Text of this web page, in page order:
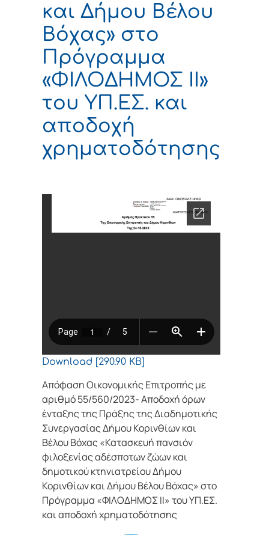
και Δήμου Βέλου
Βόχας» στο
Πρόγραμμα
«ΦΙΛΟΔΗΜΟΣ ΙΙ»
του ΥΠ.ΕΣ. και
αποδοχή
χρηματοδότησης
Download [290.90 KB]
Απόφαση Οικονομικής Επιτροπής με
αριθμό 55/560/2023- Αποδοχή όρων
ένταξης της Πράξης της Διαδημοτικής
Συνεργασίας Δήμου Κορινθίων και
Βέλου Βόχας «Κατασκευή πανσιόν
φιλοξενίας αδέσποτων ζώων και
δημοτικού κτηνιατρείου Δήμου
Κορινθίων και Δήμου Βέλου Βόχας» στο
Πρόγραμμα «ΦΙΛΟΔΗΜΟΣ ΙΙ» του ΥΠ.ΕΣ.
και αποδοχή χρηματοδότησης